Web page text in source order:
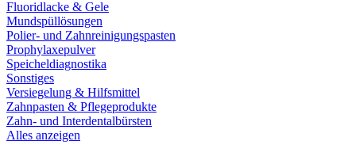
Fluoridlacke & Gele
Mundspüllösungen
Polier- und Zahnreinigungspasten
Prophylaxepulver
Speicheldiagnostika
Sonstiges
Versiegelung & Hilfsmittel
Zahnpasten & Pflegeprodukte
Zahn- und Interdentalbürsten
Alles anzeigen